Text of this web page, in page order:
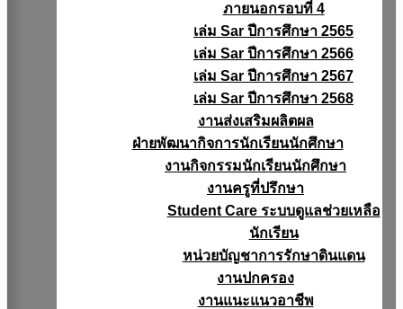
ภายนอกรอบที่ 4
เล่ม Sar ปีการศึกษา 2565
เล่ม Sar ปีการศึกษา 2566
เล่ม Sar ปีการศึกษา 2567
เล่ม Sar ปีการศึกษา 2568
งานส่งเสริมผลิตผล
ฝ่ายพัฒนากิจการนักเรียนนักศึกษา
งานกิจกรรมนักเรียนนักศึกษา
งานครูที่ปรึกษา
Student Care ระบบดูแลช่วยเหลือ
นักเรียน
หน่วยบัญชาการรักษาดินแดน
งานปกครอง
งานแนะแนวอาชีพ